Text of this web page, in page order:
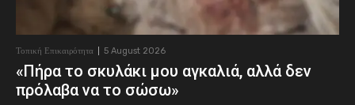
Τοπική Επικαιρότητα 5 August 2026
«Πήρα το σκυλάκι μου αγκαλιά, αλλά δεν
πρόλαβα να το σώσω»